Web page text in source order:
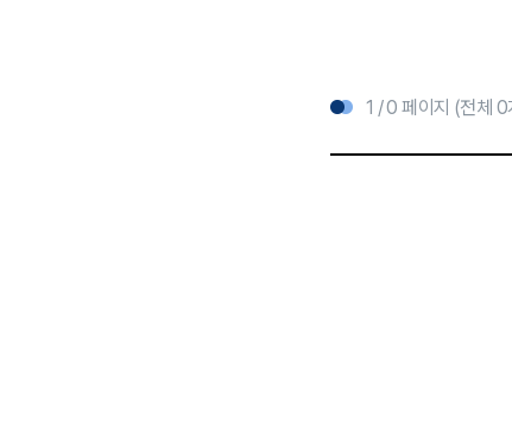
1 / 0 페이지 (전체 0